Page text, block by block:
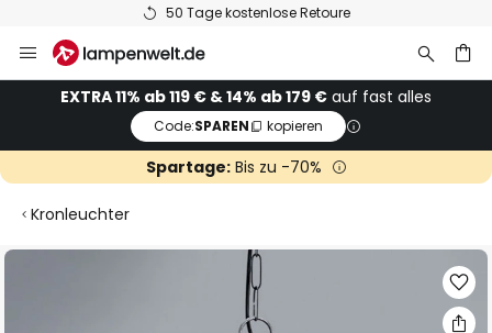
50 Tage kostenlose Retoure
Inhalt
springenEXTRA 11% ab 119 € & 14% ab 179 € auf fast alles
Code:SPAREN kopieren
Spartage:Bis zu -70%
Kronleuchter
Zum